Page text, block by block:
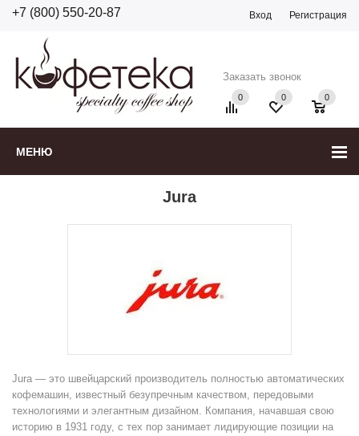
+7 (800) 550-20-87 Вход Регистрация
МЕНЮ
Заказать звонок
0 0
0
Jura
Jura — это швейцарский производитель полностью автоматических
кофемашин, известный безупречным качеством, передовыми
технологиями и элегантным дизайном. Компания, начавшая свою
историю в 1931 году, с тех пор занимает лидирующие позиции на